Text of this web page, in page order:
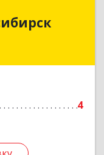
4
Лесосибирск г,